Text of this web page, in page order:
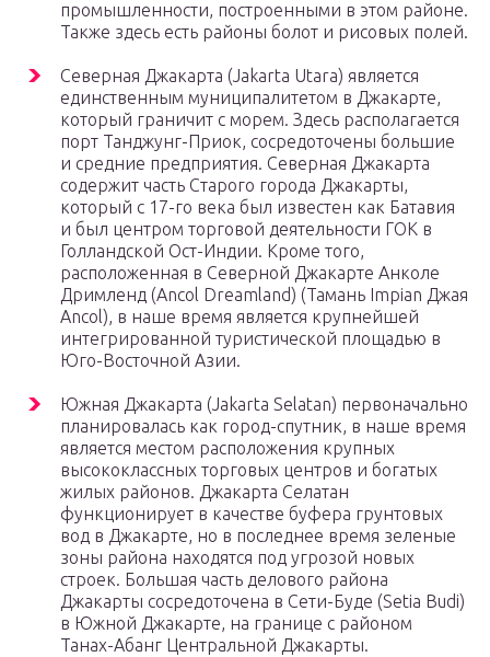
промышленности, построенными в этом районе.
Также здесь есть районы болот и рисовых полей.
Северная Джакарта (Jakarta Utara) является
единственным муниципалитетом в Джакарте,
который граничит с морем. Здесь располагается
порт Танджунг-Приок, сосредоточены большие
и средние предприятия. Северная Джакарта
содержит часть Старого города Джакарты,
который с 17-го века был известен как Батавия
и был центром торговой деятельности ГОК в
Голландской Ост-Индии. Кроме того,
расположенная в Северной Джакарте Анколе
Дримленд (Ancol Dreamland) (Тамань Impian Джая
Ancol), в наше время является крупнейшей
интегрированной туристической площадью в
Юго-Восточной Азии.
Южная Джакарта (Jakarta Selatan) первоначально
планировалась как город-спутник, в наше время
является местом расположения крупных
высококлассных торговых центров и богатых
жилых районов. Джакарта Селатан
функционирует в качестве буфера грунтовых
вод в Джакарте, но в последнее время зеленые
зоны района находятся под угрозой новых
строек. Большая часть делового района
Джакарты сосредоточена в Сети-Буде (Setia Budi)
в Южной Джакарте, на границе с районом
Танах-Абанг Центральной Джакарты.